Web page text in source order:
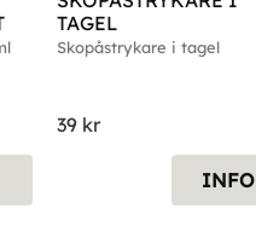
TAGEL
Skopåstrykare i tagel
39 kr
INFO